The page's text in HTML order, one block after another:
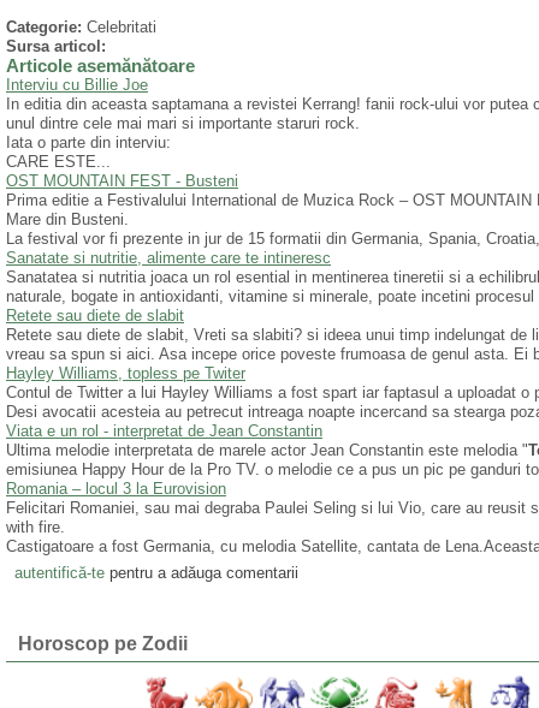
Categorie: Celebritati
Sursa articol:
Articole asemănătoare
Interviu cu Billie Joe
In editia din aceasta saptamana a revistei Kerrang! fanii rock-ului vor
unul dintre cele mai mari si importante staruri rock.
Iata o parte din interviu:
CARE ESTE...
OST MOUNTAIN FEST - Busteni
Prima editie a Festivalului International de Muzica Rock – OST
Mare din Busteni.
La festival vor fi prezente in jur de 15 formatii din Germania, Spania,
Sanatate si nutritie, alimente care te intineresc
Sanatatea si nutritia joaca un rol esential in mentinerea tineretii si a
naturale, bogate in antioxidanti, vitamine si minerale, poate incetini
Retete sau diete de slabit
Retete sau diete de slabit, Vreti sa slabiti? si ideea unui timp indelungat
vreau sa spun si aici. Asa incepe orice poveste frumoasa de genul asta. Ei
Hayley Williams, topless pe Twiter
Contul de Twitter a lui Hayley Williams a fost spart iar faptasul a uploadat
Desi avocatii acesteia au petrecut intreaga noapte incercand sa stearga
Viata e un rol - interpretat de Jean Constantin
Ultima melodie interpretata de marele actor Jean Constantin este melodia "
emisiunea Happy Hour de la Pro TV. o melodie ce a pus un pic pe ganduri
Romania – locul 3 la Eurovision
Felicitari Romaniei, sau mai degraba Paulei Seling si lui Vio, care au
with fire.
Castigatoare a fost Germania, cu melodia Satellite, cantata de
autentifică-tepentru a adăuga comentarii
Horoscop pe Zodii